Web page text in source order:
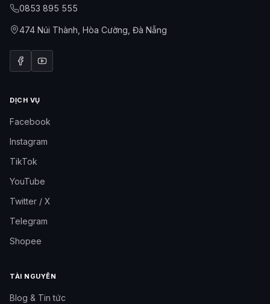
0853 895 555
474 Núi Thành, Hòa Cường, Đà Nẵng
DỊCH VỤ
Facebook
Instagram
TikTok
YouTube
Twitter / X
Telegram
Shopee
TÀI NGUYÊN
Blog & Tin tức